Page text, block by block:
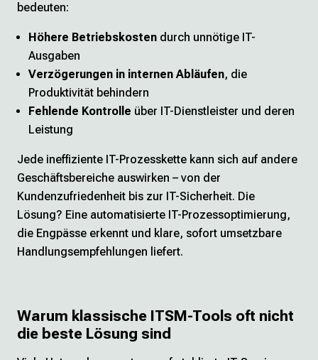
bedeuten:
Höhere Betriebskosten durch unnötige IT-
Ausgaben
Verzögerungen in internen Abläufen, die
Produktivität behindern
Fehlende Kontrolle über IT-Dienstleister und deren
Leistung
Jede ineffiziente IT-Prozesskette kann sich auf andere
Geschäftsbereiche auswirken – von der
Kundenzufriedenheit bis zur IT-Sicherheit. Die
Lösung? Eine automatisierte IT-Prozessoptimierung,
die Engpässe erkennt und klare, sofort umsetzbare
Handlungsempfehlungen liefert.
Warum klassische ITSM-Tools oft nicht
die beste Lösung sind